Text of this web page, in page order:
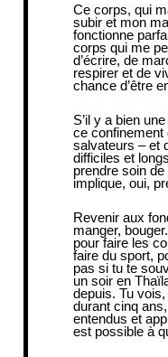
Ce corps, qui
subir et mon
fonctionne
corps qui me
d’écrire, de
respirer et de
chance d’être
S’il y a bien
ce confinement
salvateurs – et
difficiles et
prendre soin
implique, oui,
Revenir aux
manger,
pour faire les
faire du sport,
pas si tu te
un soir en
depuis. Tu
durant cinq
entendus et
est possible à